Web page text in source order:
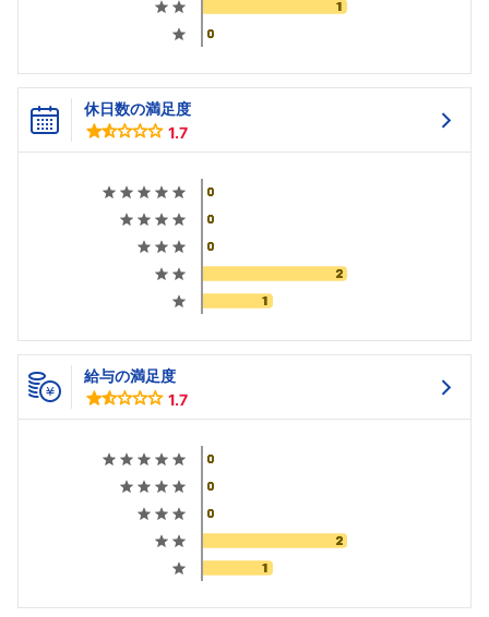
休日数の満足度
1.7
給与の満足度
1.7